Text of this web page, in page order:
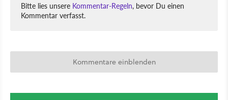
Bitte lies unsere Kommentar-Regeln, bevor Du einen
Kommentar verfasst.
Kommentare einblenden